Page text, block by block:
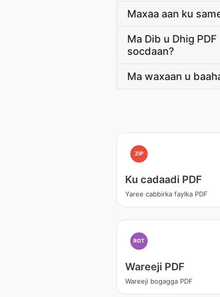
Maxaa aan ku
Ma Dib u Dhig
socdaan?
Ma waxaan u
ZIP
Ku cadaadi PDF
Yaree cabbirka faylka PDF
ROT
Wareeji PDF
Wareeji bogagga PDF